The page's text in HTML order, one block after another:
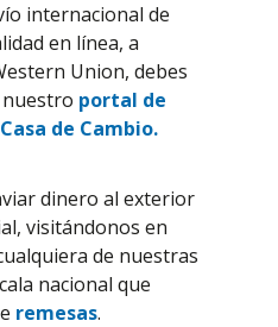
internacional de
en línea, a
Union, debes
portal de
de Cambio.
dinero al exterior
visitándonos en
de nuestras
nacional que
remesas.